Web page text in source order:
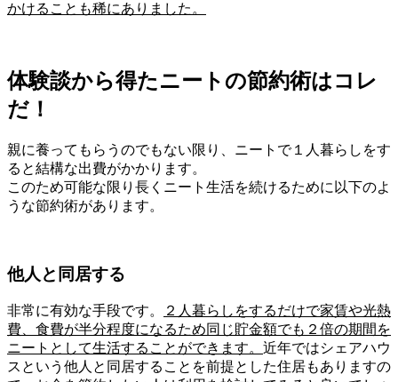
かけることも稀にありました。
体験談から得たニートの節約術はコレ
だ！
親に養ってもらうのでもない限り、ニートで１人暮らしをす
ると結構な出費がかかります。
このため可能な限り長くニート生活を続けるために以下のよ
うな節約術があります。
他人と同居する
非常に有効な手段です。
２人暮らしをするだけで家賃や光熱
費、食費が半分程度になるため同じ貯金額でも２倍の期間を
ニートとして生活することができます。 近年ではシェアハウ
スという他人と同居することを前提とした住居もありますの